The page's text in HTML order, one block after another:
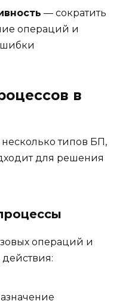
— сократить
операций и
в
типов БП,
для решения
операций и